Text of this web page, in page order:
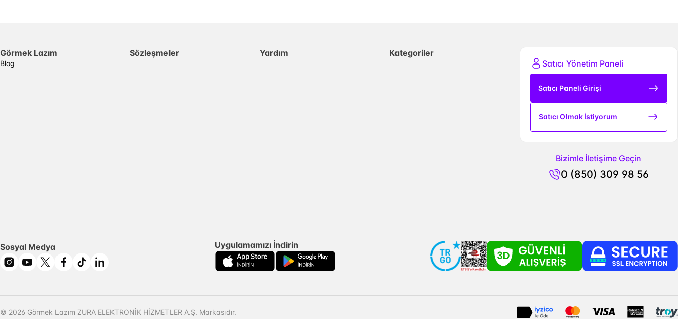
Görmek Lazım
Blog
Sözleşmeler Yardım
Kategoriler
Satıcı Yönetim Paneli
Satıcı Paneli Girişi
Satıcı Olmak İstiyorum
Bizimle İletişime Geçin
0 (850) 309 98 56
Sosyal Medya Uygulamamızı İndirin
© 2026 Görmek Lazım ZURA ELEKTRONİK HİZMETLER A.Ş. Markasıdır.